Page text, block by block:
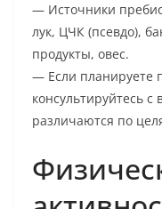
— Источники
лук, ЦЧК (псевдо),
продукты, овес.
— Если планируете
консультируйтесь
различаются по